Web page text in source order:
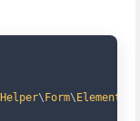
Helper\ Form\ Element